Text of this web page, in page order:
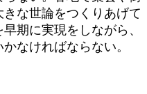
な世論をつくりあげて
期に実現をしながら、
なければならない。